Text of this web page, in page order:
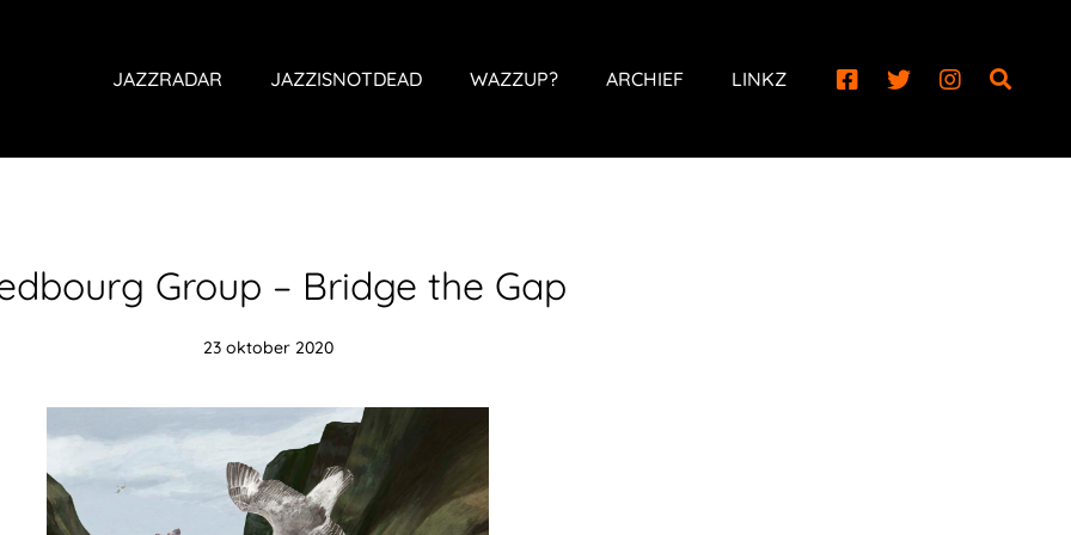
JAZZRADAR JAZZISNOTDEAD WAZZUP? ARCHIEF LINKZ
Group – Bridge the Gap
23 oktober 2020